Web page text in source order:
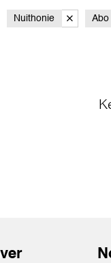
Nuithonie Abo